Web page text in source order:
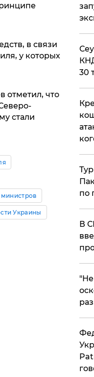
в связи
у которых
отметил, что
стали
Украины
30
по
В